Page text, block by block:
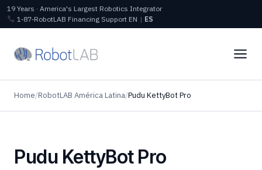
19 Years · America's Largest Robotics Integrator
1‑87‑RobotLAB Financing Support EN | ES
Home/RobotLAB América Latina/Pudu KettyBot Pro
Pudu KettyBot Pro